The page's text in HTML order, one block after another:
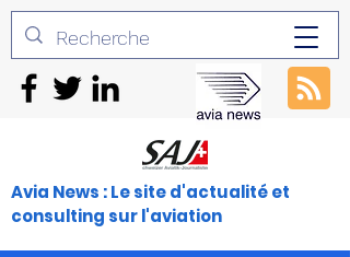
Avia News : Le site d'actualité et
consulting sur l'aviation